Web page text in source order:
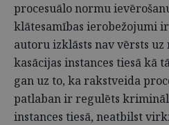
procesuālo normu
klātesamības ierobežojumi
autoru izklāsts nav vērsts
kasācijas instances tiesā kā
gan uz to, ka rakstveida
patlaban ir regulēts
instances tiesā, neatbilst